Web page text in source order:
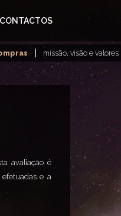
missão, visão e valores
CONTACTOS
avaliação é
e a